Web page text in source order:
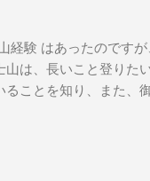
にしているとのことで
ない、と言う話をも
10:30 頃、降り立つと
、夏用のパンツの下
な？と不安になりま
ツ買っとけ） しらび
験 はあったのです
は、長いこと登りた
ことを知り、また、
を見て、テスト受けて